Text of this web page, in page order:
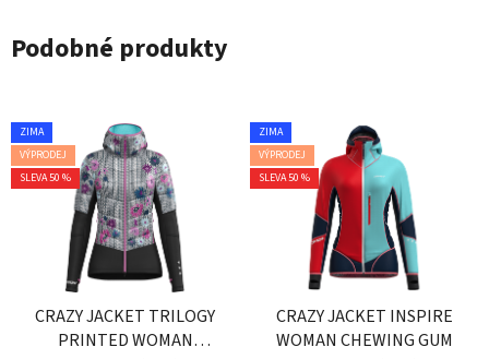
Podobné produkty
ZIMA
VÝPRODEJ
SLEVA 50 %
CRAZY JACKET TRILOGY
PRINTED WOMAN
ZIMA
VÝPRODEJ
SLEVA 50 %
CRAZY JACKET INSPIRE
WOMAN CHEWING GUM